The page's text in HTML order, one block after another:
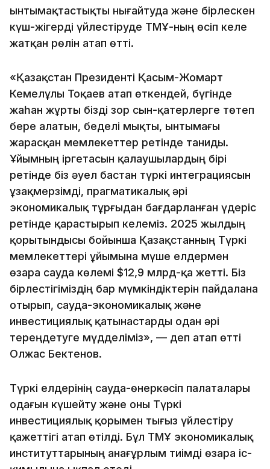
ынтымақтастықты нығайтуда және бірлескен
күш-жігерді үйлестіруде ТМҰ-ның өсіп келе
жатқан рөлін атап өтті.
«Қазақстан Президенті Қасым-Жомарт
Кемелұлы Тоқаев атап өткендей, бүгінде
жаһан жұрты бізді зор сын-қатерлерге төтеп
бере алатын, беделі мықты, ынтымағы
жарасқан мемлекеттер ретінде таниды.
Ұйымның іргетасын қалаушылардың бірі
ретінде біз әуел бастан түркі интеграциясын
ұзақмерзімді, прагматикалық әрі
экономикалық тұрғыдан бағдарланған үдеріс
ретінде қарастырып келеміз. 2025 жылдың
қорытындысы бойынша Қазақстанның Түркі
мемлекеттері ұйымына мүше елдермен
өзара сауда көлемі $12,9 млрд-қа жетті. Біз
бірлестігіміздің бар мүмкіндіктерін пайдалана
отырып, сауда-экономикалық және
инвестициялық қатынастарды одан әрі
тереңдетуге мүдделіміз», — деп атап өтті
Олжас Бектенов.
Түркі елдерінің сауда-өнеркәсіп палаталары
одағын күшейту және оны Түркі
инвестициялық қорымен тығыз үйлестіру
қажеттігі атап өтілді. Бұл ТМҰ экономикалық
институттарының анағұрлым тиімді өзара іс-